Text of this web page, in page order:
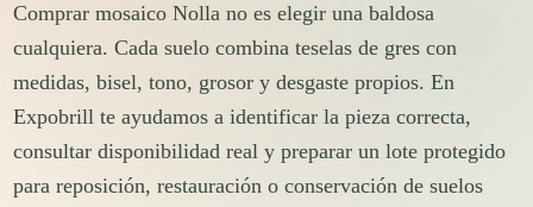
Comprar mosaico Nolla no es elegir una baldosa
cualquiera. Cada suelo combina teselas de gres con
medidas, bisel, tono, grosor y desgaste propios. En
Expobrill te ayudamos a identificar la pieza correcta,
consultar disponibilidad real y preparar un lote protegido
para reposición, restauración o conservación de suelos